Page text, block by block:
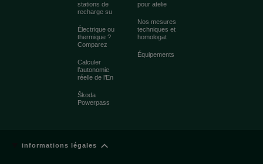
stations de
recharge su
Électrique ou
thermique ?
Comparez
Calculer
l’autonomie
réelle de l’En
Škoda
Powerpass
pour atelie
Nos mesures
techniques et
homologat
Équipements
informations légales